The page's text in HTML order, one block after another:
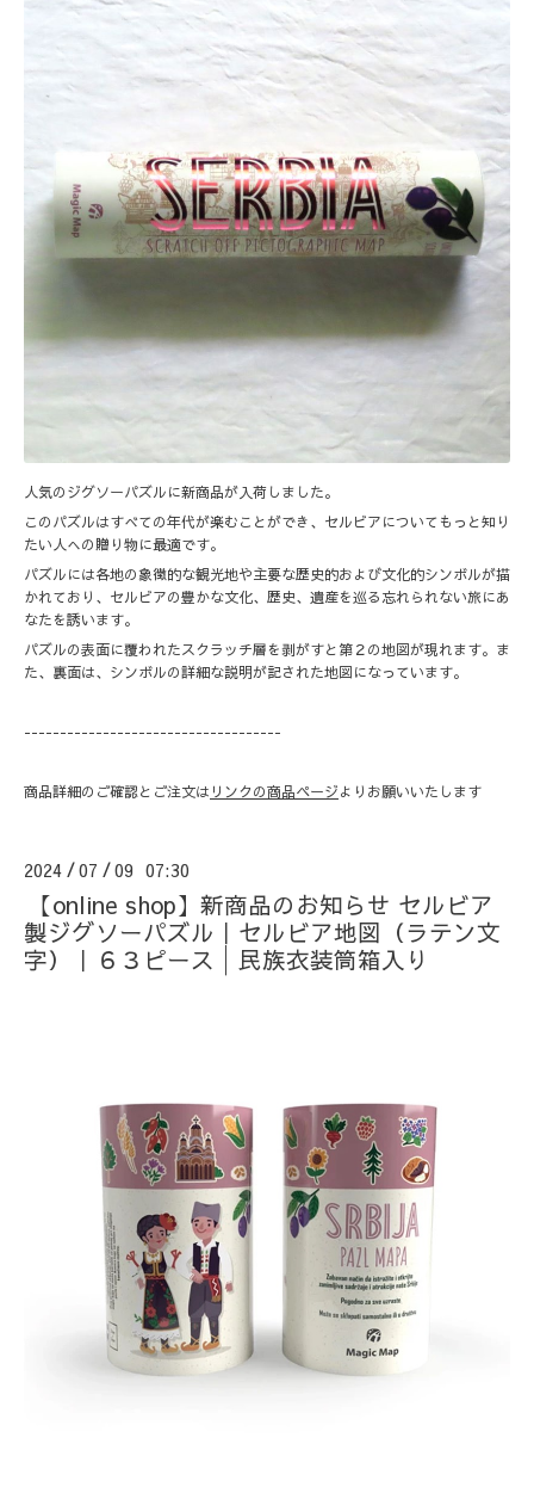
人気のジグソーパズルに新商品が入荷しました。
このパズルはすべての年代が楽むことができ、セルビアについてもっと知り
たい人への贈り物に最適です。
パズルには各地の象徴的な観光地や主要な歴史的および文化的シンボルが描
かれており、セルビアの豊かな文化、歴史、遺産を巡る忘れられない旅にあ
なたを誘います。
パズルの表面に覆われたスクラッチ層を剥がすと第２の地図が現れます。ま
た、裏面は、シンボルの詳細な説明が記された地図になっています。
------------------------------------
商品詳細のご確認とご注文は リンクの商品ページよりお願いいたします
2024 /07 /09 07:30
【online shop】新商品のお知らせ セルビア
製ジグソーパズル｜セルビア地図（ラテン文
字）｜６３ピース│民族衣装筒箱入り